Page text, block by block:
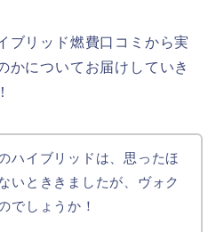
ブリッド燃費口コミから実
かについてお届けしていき
ハイブリッドは、思ったほ
いとききましたが、ヴォク
でしょうか！